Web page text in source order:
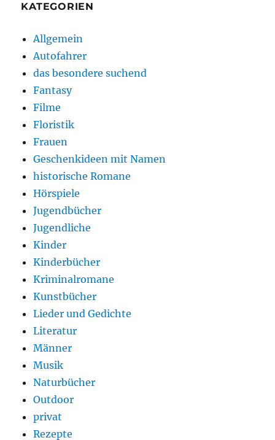
KATEGORIEN
Allgemein
Autofahrer
das besondere suchend
Fantasy
Filme
Floristik
Frauen
Geschenkideen mit Namen
historische Romane
Hörspiele
Jugendbücher
Jugendliche
Kinder
Kinderbücher
Kriminalromane
Kunstbücher
Lieder und Gedichte
Literatur
Männer
Musik
Naturbücher
Outdoor
privat
Rezepte